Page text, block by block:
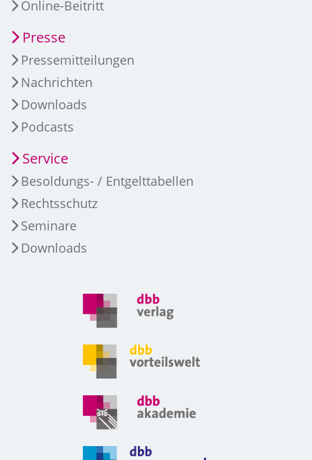
Online-Beitritt
Presse
Pressemitteilungen
Nachrichten
Downloads
Podcasts
Service
Besoldungs- / Entgelttabellen
Rechtsschutz
Seminare
Downloads